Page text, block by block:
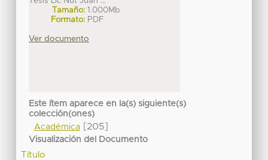
Tamaño: 1.000Mb
Formato: PDF
Ver documento
Este ítem aparece en la(s) siguiente(s)
colección(ones)
Académica[205]
Visualización del Documento
Título